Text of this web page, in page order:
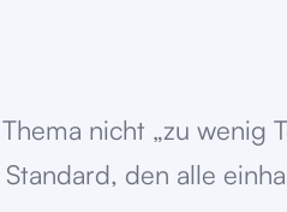
nicht „zu
den alle